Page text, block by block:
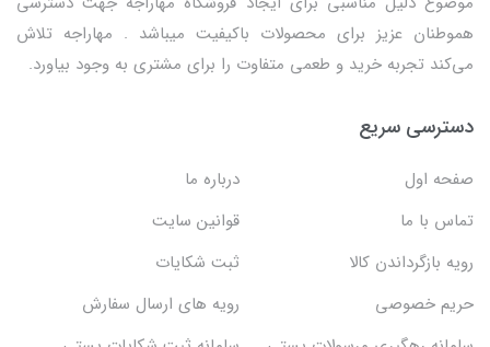
هموطنان عزیز برای محصولات باکیفیت میباشد . مهاراجه تلاش
می‌کند تجربه خرید و طعمی متفاوت را برای مشتری به وجود بیاورد.
دسترسی سریع
صفحه اول
درباره ما
تماس با ما
قوانین سایت
رویه بازگرداندن کالا
ثبت شکایات
حریم خصوصی
رویه های ارسال سفارش